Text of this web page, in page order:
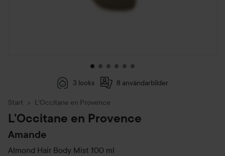
3 looks 8 användarbilder
Start L'Occitane en Provence
L'Occitane en Provence
Amande
Almond Hair Body Mist 100 ml